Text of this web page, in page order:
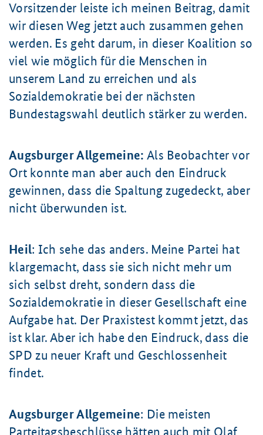
Vorsitzender leiste ich meinen Beitrag, damit
wir diesen Weg jetzt auch zusammen gehen
werden. Es geht darum, in dieser Koalition so
viel wie möglich für die Menschen in
unserem Land zu erreichen und als
Sozialdemokratie bei der nächsten
Bundestagswahl deutlich stärker zu werden.
Augsburger Allgemeine: Als Beobachter vor
Ort konnte man aber auch den Eindruck
gewinnen, dass die Spaltung zugedeckt, aber
nicht überwunden ist.
Heil: Ich sehe das anders. Meine Partei hat
klargemacht, dass sie sich nicht mehr um
sich selbst dreht, sondern dass die
Sozialdemokratie in dieser Gesellschaft eine
Aufgabe hat. Der Praxistest kommt jetzt, das
ist klar. Aber ich habe den Eindruck, dass die
SPD zu neuer Kraft und Geschlossenheit
findet.
Augsburger Allgemeine: Die meisten
Parteitagsbeschlüsse hätten auch mit Olaf